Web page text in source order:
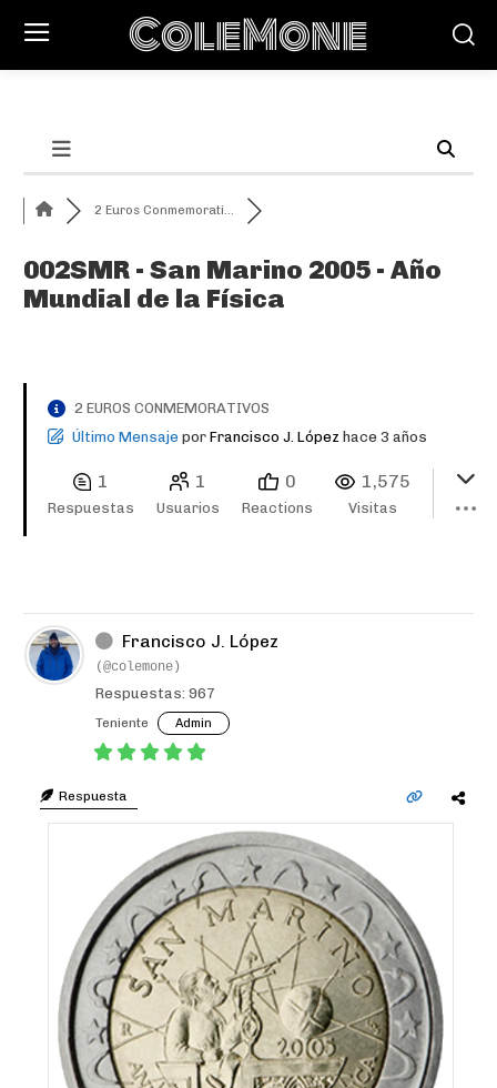
ColeMone
2 Euros Conmemorati...
002SMR - San Marino 2005 - Año
Mundial de la Física
2 EUROS CONMEMORATIVOS
Último Mensaje por Francisco J. López hace 3 años
1
Respuestas
1
Usuarios
0
Reactions
1,575
Visitas
Francisco J. López
(@colemone)
Respuestas: 967
Teniente Admin
Respuesta